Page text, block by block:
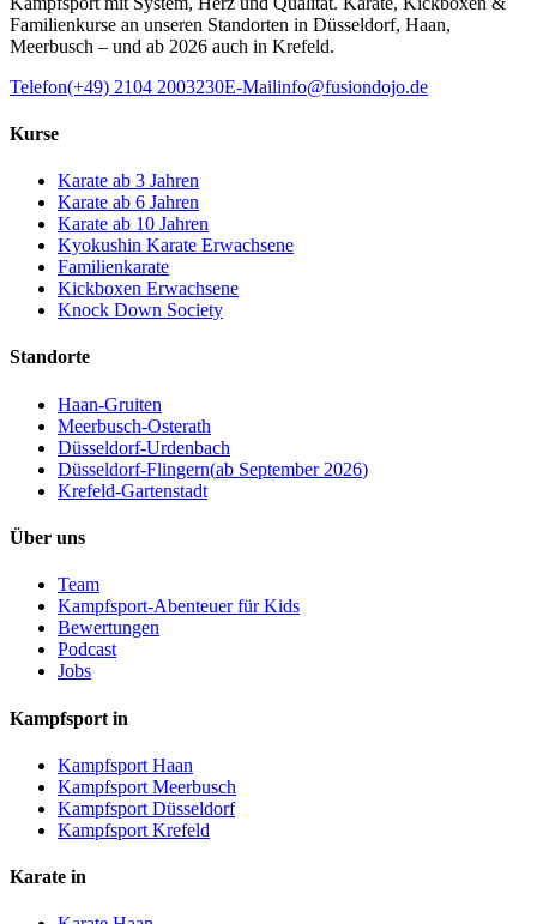
Familienkurse an unseren Standorten in Düsseldorf, Haan,
Meerbusch – und ab 2026 auch in Krefeld.
Telefon(+49) 2104 2003230E-Mailinfo@fusiondojo.de
Kurse
Karate ab 3 Jahren
Karate ab 6 Jahren
Karate ab 10 Jahren
Kyokushin Karate Erwachsene
Familienkarate
Kickboxen Erwachsene
Knock Down Society
Standorte
Haan-Gruiten
Meerbusch-Osterath
Düsseldorf-Urdenbach
Düsseldorf-Flingern(ab September 2026)
Krefeld-Gartenstadt
Über uns
Team
Kampfsport-Abenteuer für Kids
Bewertungen
Podcast
Jobs
Kampfsport in
Kampfsport Haan
Kampfsport Meerbusch
Kampfsport Düsseldorf
Kampfsport Krefeld
Karate in